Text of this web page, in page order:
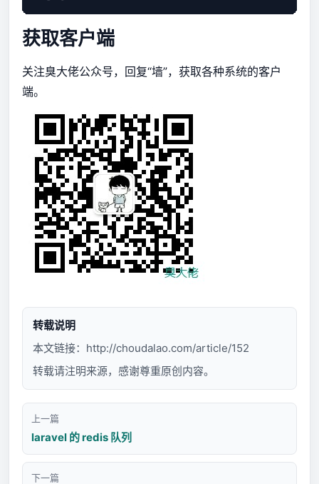
获取客户端
关注臭大佬公众号，回复“墙”，获取各种系统的客户
端。
转载说明
本文链接： http://choudalao.com/article/152
转载请注明来源，感谢尊重原创内容。
上一篇
laravel 的 redis 队列
下一篇